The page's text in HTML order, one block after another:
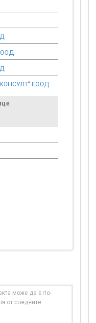
ООД
ЕООД
може да е по-
от следните